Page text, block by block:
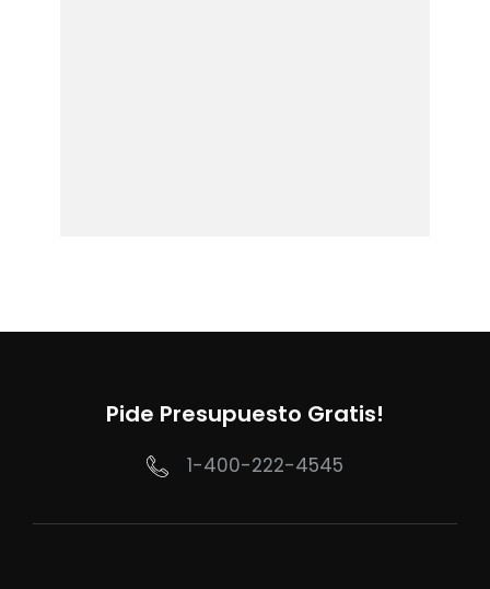
Pide Presupuesto Gratis!
1-400-222-4545